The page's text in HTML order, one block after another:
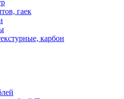
гаек
карбон